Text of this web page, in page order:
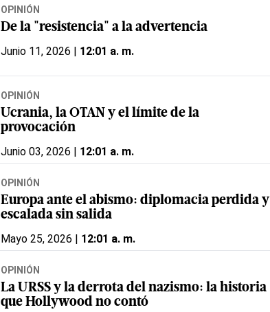
OPINIÓN
De la "resistencia" a la advertencia
Junio 11, 2026 | 12:01 a. m.
OPINIÓN
Ucrania, la OTAN y el límite de la
provocación
Junio 03, 2026 | 12:01 a. m.
OPINIÓN
Europa ante el abismo: diplomacia perdida y
escalada sin salida
Mayo 25, 2026 | 12:01 a. m.
OPINIÓN
La URSS y la derrota del nazismo: la historia
que Hollywood no contó